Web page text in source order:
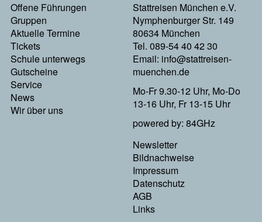
Footermenu
Links
Offene Führungen
Gruppen
Aktuelle Termine
Tickets
Schule unterwegs
Gutscheine
Service
News
Wir über uns
Stattreisen München e.V.
Nymphenburger Str. 149
80634 München
Tel. 089-54 40 42 30
Email: info@stattreisen-
muenchen.de
Mo-Fr 9.30-12 Uhr, Mo-Do
13-16 Uhr, Fr 13-15 Uhr
powered by: 84GHz
Footer
Menu
Rechts
Newsletter
Bildnachweise
Impressum
Datenschutz
AGB
Links